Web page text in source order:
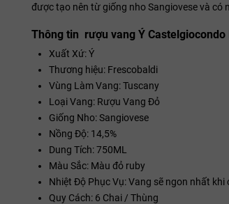
được tạo nên từ giống nho Sangiovese và có
Thông tin rượu vang Ý
Xuất Xứ: Ý
Thương hiệu: Frescobaldi
Vùng Làm Vang: Tuscany
Loại Vang: Rượu Vang Đỏ
Giống Nho: Sangiovese
Nồng Độ: 14,5%
Dung Tích: 750ML
Màu Sắc: Màu đỏ ruby
Nhiệt Độ Phục Vụ: Vang sẽ ngon nhất
Quy Cách: 6 Chai / Thùng